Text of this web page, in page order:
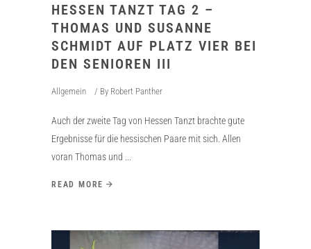
HESSEN TANZT TAG 2 –
THOMAS UND SUSANNE
SCHMIDT AUF PLATZ VIER BEI
DEN SENIOREN III
Allgemein By Robert Panther
Auch der zweite Tag von Hessen Tanzt brachte gute
Ergebnisse für die hessischen Paare mit sich. Allen
voran Thomas und
READ MORE